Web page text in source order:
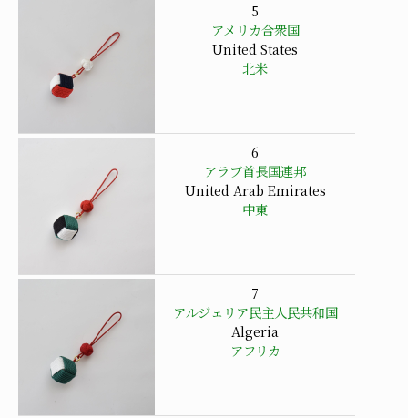
5
アメリカ合衆国
United States
北米
6
アラブ首長国連邦
United Arab Emirates
中東
7
アルジェリア民主人民共和国
Algeria
アフリカ